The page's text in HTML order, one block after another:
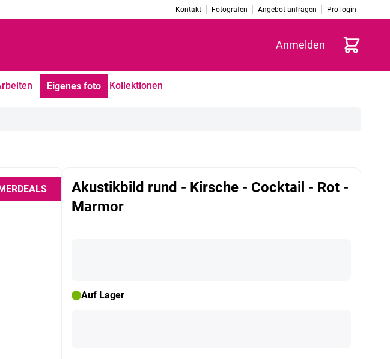
Kontakt Fotografen Angebot anfragen Pro login
Anmelden Warenkorb
Eigenes foto Kollektionen
Akustikbild rund - Kirsche - Cocktail - Rot -
Marmor
Auf Lager